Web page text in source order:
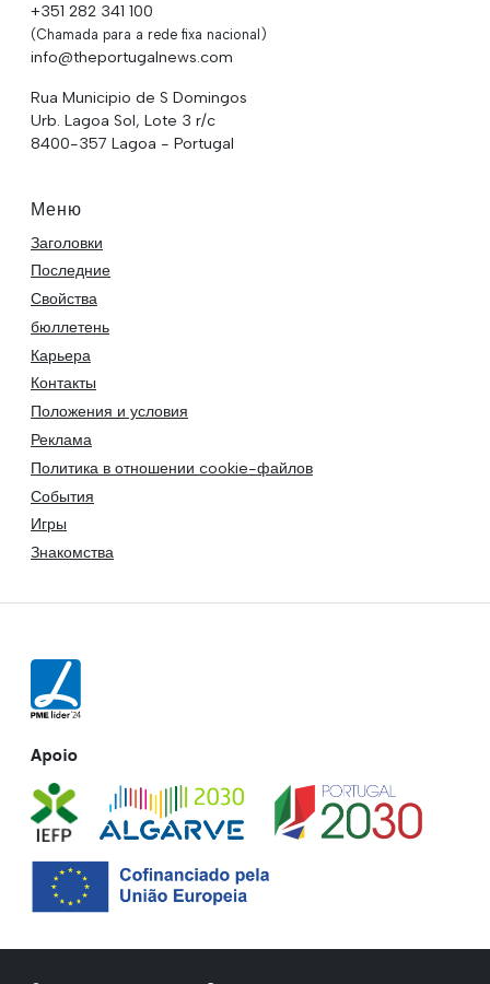
+351 282 341 100
(Chamada para a rede fixa nacional)
info@theportugalnews.com
Rua Municipio de S Domingos
Urb. Lagoa Sol, Lote 3 r/c
8400-357 Lagoa - Portugal
Меню
Заголовки
Последние
Свойства
бюллетень
Карьера
Контакты
Положения и условия
Реклама
Политика в отношении cookie-файлов
События
Игры
Знакомства
Apoio